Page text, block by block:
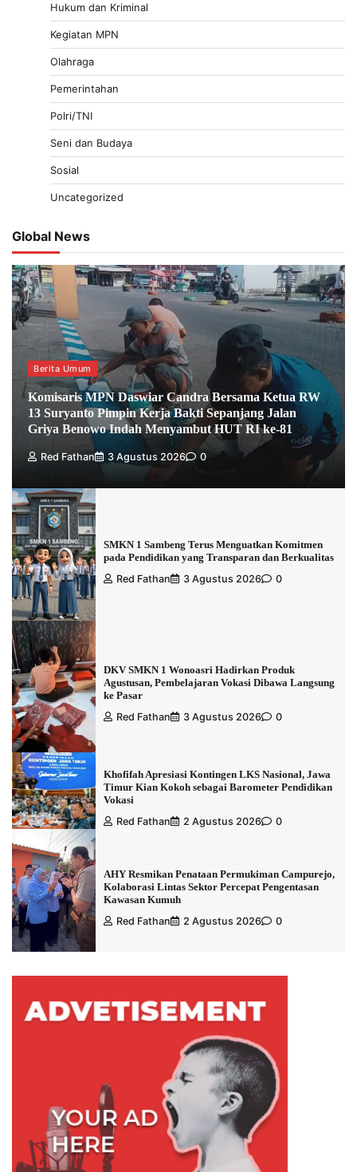
Hukum dan Kriminal
Kegiatan MPN
Olahraga
Pemerintahan
Polri/TNI
Seni dan Budaya
Sosial
Uncategorized
Global News
Berita Umum
Komisaris MPN Daswiar Candra Bersama Ketua RW
13 Suryanto Pimpin Kerja Bakti Sepanjang Jalan
Griya Benowo Indah Menyambut HUT RI ke-81
Red Fathan 3 Agustus 2026 0
SMKN 1 Sambeng Terus Menguatkan Komitmen
pada Pendidikan yang Transparan dan Berkualitas
Red Fathan
3 Agustus 2026 0
DKV SMKN 1 Wonoasri Hadirkan Produk
Agustusan, Pembelajaran Vokasi Dibawa Langsung
ke Pasar
Red Fathan
3 Agustus 2026 0
Khofifah Apresiasi Kontingen LKS Nasional, Jawa
Timur Kian Kokoh sebagai Barometer Pendidikan
Vokasi
Red Fathan
2 Agustus 2026 0
AHY Resmikan Penataan Permukiman Campurejo,
Kolaborasi Lintas Sektor Percepat Pengentasan
Kawasan Kumuh
Red Fathan
2 Agustus 2026 0